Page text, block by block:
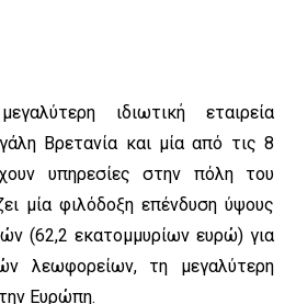
ιδιωτική εταιρεία
Βρετανία και μία από τις 8
υπηρεσίες στην πόλη του
μία φιλόδοξη επένδυση ύψους
(62,2 εκατομμυρίων ευρώ) για
λεωφορείων, τη μεγαλύτερη
Ευρώπη.